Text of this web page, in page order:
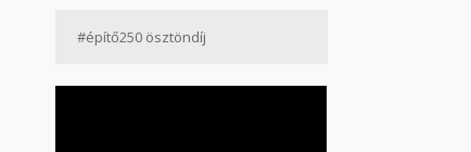
#építő250 ösztöndíj